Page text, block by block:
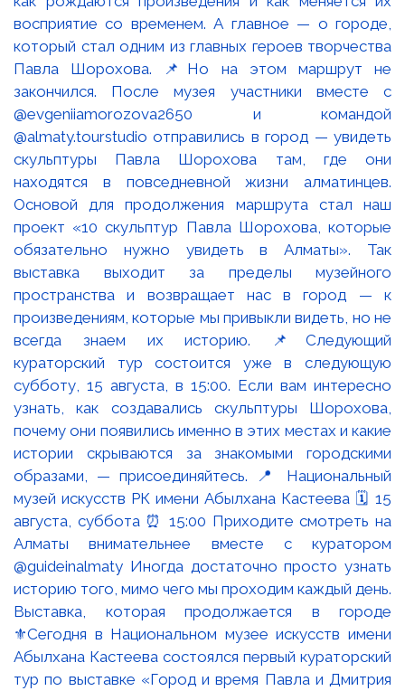
Выставка, которая продолжается в городе
⚜️Сегодня в Национальном музее искусств имени
Абылхана Кастеева состоялся первый кураторский
тур по выставке «Город и время Павла и Дмитрия